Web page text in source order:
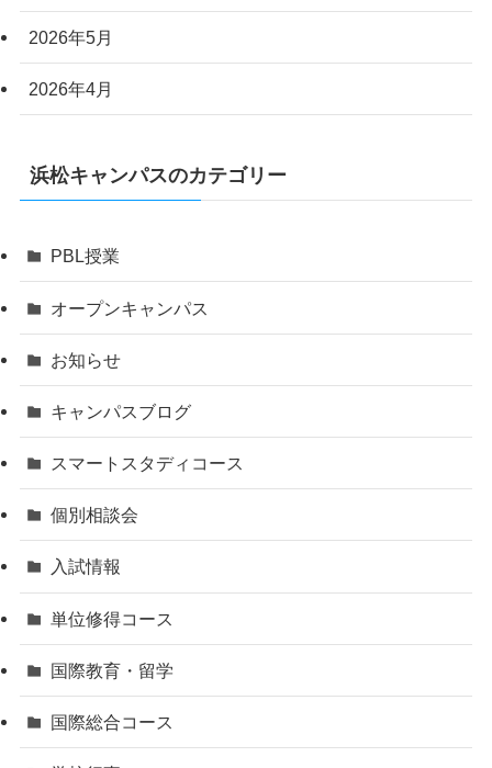
2026年5月
2026年4月
浜松キャンパスのカテゴリー
PBL授業
オープンキャンパス
お知らせ
キャンパスブログ
スマートスタディコース
個別相談会
入試情報
単位修得コース
国際教育・留学
国際総合コース